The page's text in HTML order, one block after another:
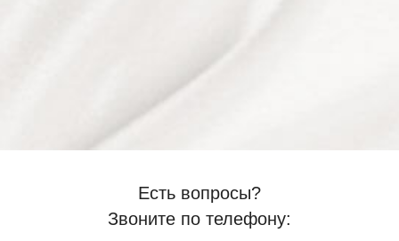
Есть вопросы?
Звоните по телефону: